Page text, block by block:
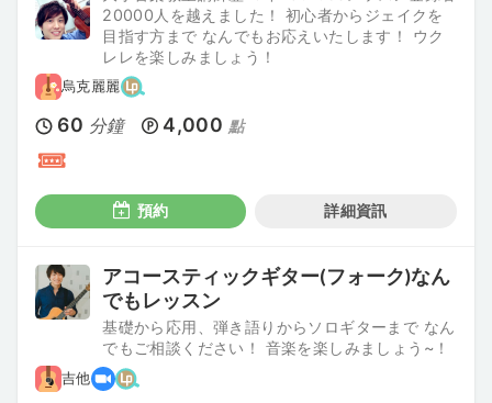
20000人を越えました！ 初心者からジェイクを
目指す方まで なんでもお応えいたします！ ウク
レレを楽しみましょう！
烏克麗麗
60 分鐘 4,000 點
預約 詳細資訊
アコースティックギター(フォーク)なん
でもレッスン
基礎から応用、弾き語りからソロギターまで なん
でもご相談ください！ 音楽を楽しみましょう~！
吉他